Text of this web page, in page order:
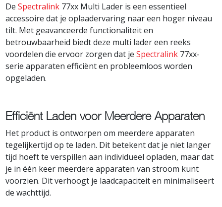
DeSpectralink 77xx Multi Lader is een essentieel
accessoire dat je oplaadervaring naar een hoger niveau
tilt. Met geavanceerde functionaliteit en
betrouwbaarheid biedt deze multi lader een reeks
voordelen die ervoor zorgen dat jeSpectralink 77xx-
serie apparaten efficiënt en probleemloos worden
opgeladen.
Efficiënt Laden voor Meerdere Apparaten
Het product is ontworpen om meerdere apparaten
tegelijkertijd op te laden. Dit betekent dat je niet langer
tijd hoeft te verspillen aan individueel opladen, maar dat
je in één keer meerdere apparaten van stroom kunt
voorzien. Dit verhoogt je laadcapaciteit en minimaliseert
de wachttijd.